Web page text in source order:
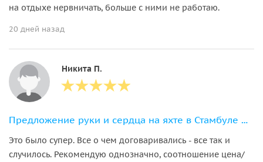
на отдыхе нервничать, больше с ними не работаю.
20 дней назад
Никита П.
Предложение руки и сердца на яхте в Стамбуле — всё включено!
Это было супер. Все о чем договаривались - все так и
случилось. Рекомендую однозначно, соотношение цена/